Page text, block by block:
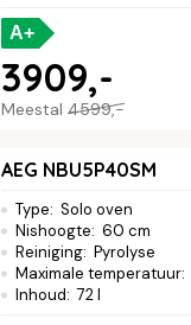
A+
Meestal 4599,-
3909,-
AEG NBU5P40SM
Type: Solo oven
Nishoogte: 60 cm
Reiniging: Pyrolyse
Maximale temperatuur:
Inhoud: 72 l